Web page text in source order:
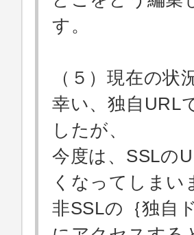
す。
（５）現在の状
幸い、独自URL
したが、
今度は、SSLの
くなってしまい
非SSLの｛独自